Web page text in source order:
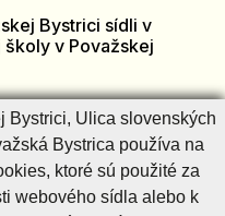
Bystrici sídli v
v Považskej
Bystrici, Ulica slovenských
Bystrica používa na
ktoré sú použité za
webového sídla alebo k